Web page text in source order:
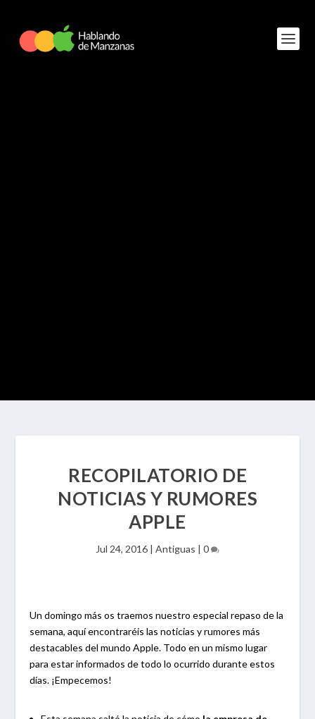
RECOPILATORIO DE
NOTICIAS Y RUMORES
APPLE
Jul 24, 2016 | Antiguas | 0
Un domingo más os traemos nuestro especial repaso de la
semana, aquí encontraréis las noticias y rumores más
destacables del mundo Apple. Todo en un mismo lugar
para estar informados de todo lo ocurrido durante estos
días. ¡Empecemos!